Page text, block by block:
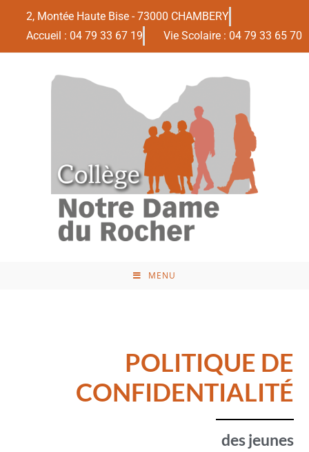
2, Montée Haute Bise - 73000 CHAMBERY
Accueil : 04 79 33 67 19
Vie Scolaire : 04 79 33 65 70
MENU
POLITIQUE DE
CONFIDENTIALITÉ
des jeunes